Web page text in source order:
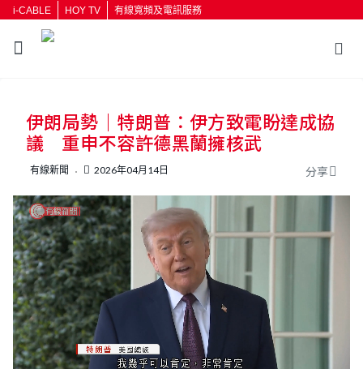
i-CABLE HOY TV 有線寬頻及電訊服務
按輸入鍵開始搜尋
伊朗局勢｜特朗普：伊方致電盼達成協
議 重申不容許德黑蘭擁核武
有線新聞 2026年04月14日 分享